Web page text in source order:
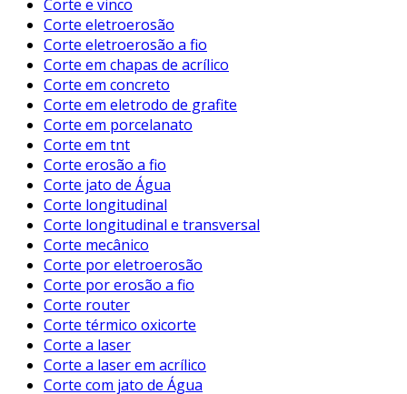
Corte e vinco
Corte eletroerosão
Corte eletroerosão a fio
Corte em chapas de acrílico
Corte em concreto
Corte em eletrodo de grafite
Corte em porcelanato
Corte em tnt
Corte erosão a fio
Corte jato de Água
Corte longitudinal
Corte longitudinal e transversal
Corte mecânico
Corte por eletroerosão
Corte por erosão a fio
Corte router
Corte térmico oxicorte
Corte a laser
Corte a laser em acrílico
Corte com jato de Água